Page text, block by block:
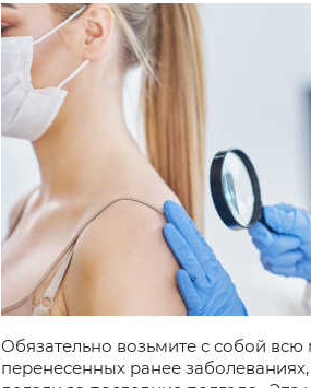
Обязательно возьмите с собой
перенесенных ранее